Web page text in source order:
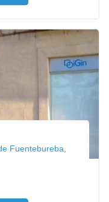
Fuentebureba,